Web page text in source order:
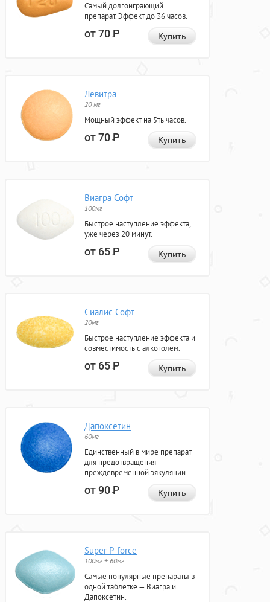
Самый долгоиграющий
препарат. Эффект до 36 часов.
от 70Р Купить
Левитра
20 мг
Мощный эффект на 5ть часов.
от 70Р Купить
Виагра Софт
100мг
Быстрое наступление эффекта,
уже через 20 минут.
от 65Р Купить
Сиалис Софт
20мг
Быстрое наступление эффекта и
совместимость с алкоголем.
от 65Р Купить
Дапоксетин
60мг
Единственный в мире препарат
для предотвращения
преждевременной эякуляции.
от 90Р Купить
Super P-force
100мг + 60мг
Самые популярные препараты в
одной таблетке — Виагра и
Дапоксетин.